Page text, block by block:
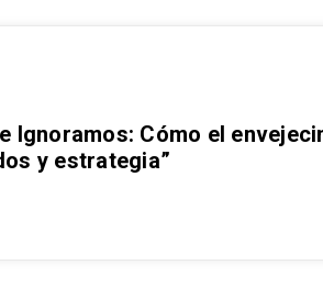
Ignoramos: Cómo el
y estrategia”